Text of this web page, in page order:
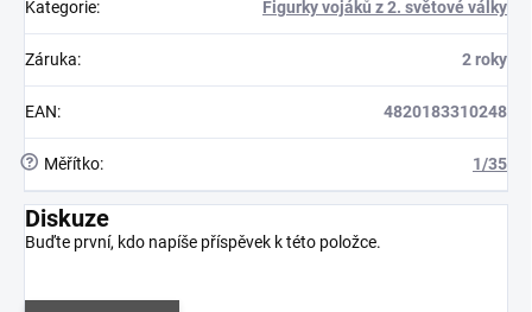
Kategorie: Figurky vojáků z 2. světové války
Záruka: 2 roky
EAN: 4820183310248
? Měřítko: 1/35
Diskuze
Buďte první, kdo napíše příspěvek k této položce.